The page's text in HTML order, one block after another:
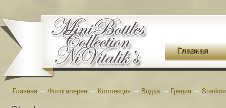
Главная
Главная → Фотогалерея → Коллекция → Водка→ Греция →